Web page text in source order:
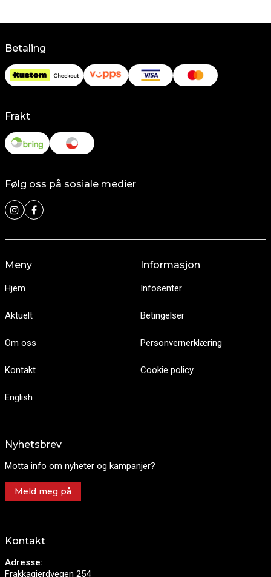
Betaling
Frakt
Følg oss på sosiale medier
Meny
Hjem
Aktuelt
Om oss
Kontakt
English
Informasjon
Infosenter
Betingelser
Personvernerklæring
Cookie policy
Nyhetsbrev
Motta info om nyheter og kampanjer?
Meld meg på
Kontakt
Adresse:
Frakkagjerdvegen 254